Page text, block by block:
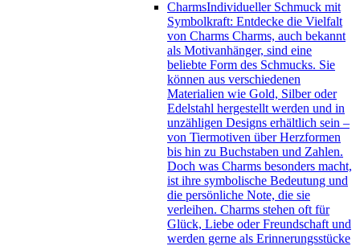
CharmsIndividueller Schmuck mit
Symbolkraft: Entdecke die Vielfalt
von Charms Charms, auch bekannt
als Motivanhänger, sind eine
beliebte Form des Schmucks. Sie
können aus verschiedenen
Materialien wie Gold, Silber oder
Edelstahl hergestellt werden und in
unzähligen Designs erhältlich sein –
von Tiermotiven über Herzformen
bis hin zu Buchstaben und Zahlen.
Doch was Charms besonders macht,
ist ihre symbolische Bedeutung und
die persönliche Note, die sie
verleihen. Charms stehen oft für
Glück, Liebe oder Freundschaft und
werden gerne als Erinnerungsstücke